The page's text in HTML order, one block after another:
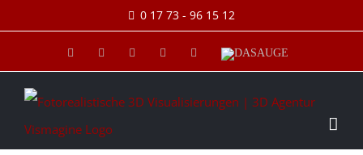
content
0 17 73 - 96 15 12
FacebookXing
E-
Skype PinterestDASAUGE